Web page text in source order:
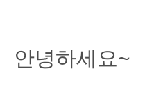
안녕하세요~